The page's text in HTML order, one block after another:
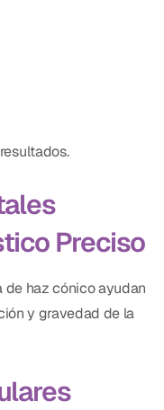
Preciso
haz cónico ayudan
y gravedad de la